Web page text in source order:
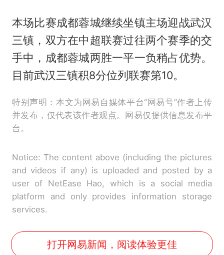
本场比赛成都蓉城继续坐镇主场迎战武汉
三镇，双方在中超联赛过往两个赛季的交
手中，成都蓉城两胜一平一负稍占优势。
目前武汉三镇积8分位列联赛第10。
特别声明：本文为网易自媒体平台“网易号”作者上传
并发布，仅代表该作者观点。网易仅提供信息发布平
台。
Notice: The content above (including the pictures
and videos if any) is uploaded and posted by a
user of NetEase Hao, which is a social media
platform and only provides information storage
services.
打开网易新闻，阅读体验更佳